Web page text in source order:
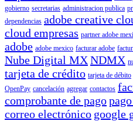
gobierno secretarias administracion publica
dependencias adobe creative
cloud empresas partner adobe
adobe adobe mexico facturar adobe
Nube Digital MXNDMX
tarjeta de crédito tarjeta de débito
OpenPay cancelación agregar contactos
comprobante de pago
correo electrónico google